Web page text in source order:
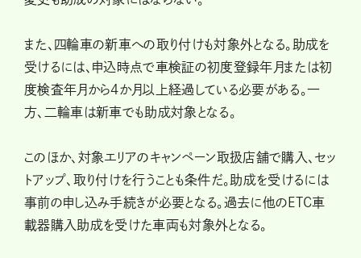
また、四輪車の新車への取り付けも対象外となる。助成を
受けるには、申込時点で車検証の初度登録年月または初
度検査年月から4か月以上経過している必要がある。一
方、二輪車は新車でも助成対象となる。
このほか、対象エリアのキャンペーン取扱店舗で購入、セッ
トアップ、取り付けを行うことも条件だ。助成を受けるには
事前の申し込み手続きが必要となる。過去に他のETC車
載器購入助成を受けた車両も対象外となる。